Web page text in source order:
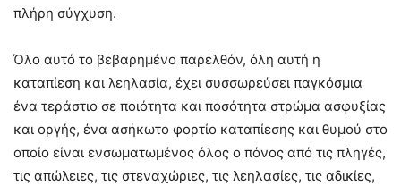
πλήρη σύγχυση.
Όλο αυτό το βεβαρημένο παρελθόν, όλη αυτή η
καταπίεση και λεηλασία, έχει συσσωρεύσει παγκόσμια
ένα τεράστιο σε ποιότητα και ποσότητα στρώμα ασφυξίας
και οργής, ένα ασήκωτο φορτίο καταπίεσης και θυμού στο
οποίο είναι ενσωματωμένος όλος ο πόνος από τις πληγές,
τις απώλειες, τις στεναχώριες, τις λεηλασίες, τις αδικίες,